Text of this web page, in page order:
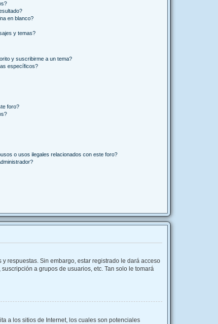
en blanco?
y temas?
y suscribirme a un tema?
específicos?
foro?
o usos ilegales relacionados con este foro?
respuestas. Sin embargo, estar registrado le dará acceso
a grupos de usuarios, etc. Tan solo le tomará
a los sitios de Internet, los cuales son potenciales